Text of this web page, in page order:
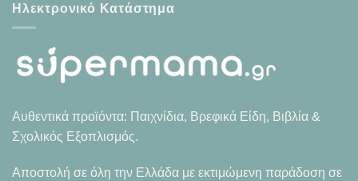
Ηλεκτρονικό Κατάστημα
Αυθεντικά προϊόντα: Παιχνίδια, Βρεφικά Είδη, Βιβλία &
Σχολικός Εξοπλισμός.
Αποστολή σε όλη την Ελλάδα με εκτιμώμενη παράδοση σε